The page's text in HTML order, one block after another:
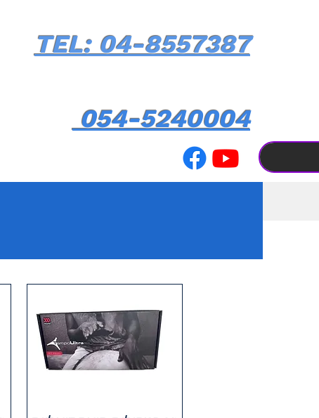
TEL: 04-8557387
054-5240004